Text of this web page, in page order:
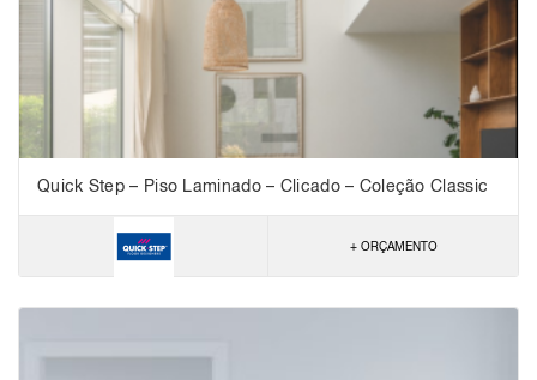
Quick Step – Piso Laminado – Clicado – Coleção Classic
+ ORÇAMENTO